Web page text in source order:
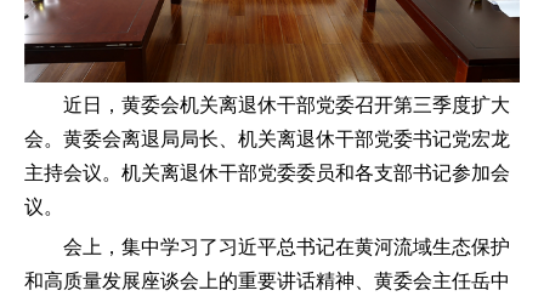
近日，黄委会机关离退休干部党委召开第三季度扩大
会。黄委会离退局局长、机关离退休干部党委书记党宏龙
主持会议。机关离退休干部党委委员和各支部书记参加会
议。
会上，集中学习了习近平总书记在黄河流域生态保护
和高质量发展座谈会上的重要讲话精神、黄委会主任岳中